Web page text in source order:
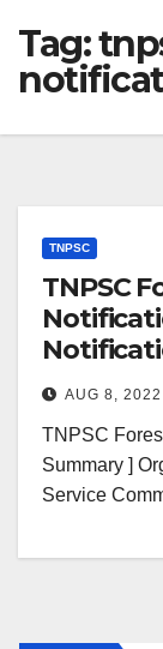
Tag:
TNPSC
TNPSC
AUG 8, 2022
TNPSC
Summary ]
Service